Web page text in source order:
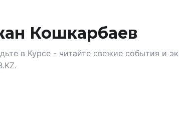
Кошкарбаев
в Курсе - читайте свежие события и